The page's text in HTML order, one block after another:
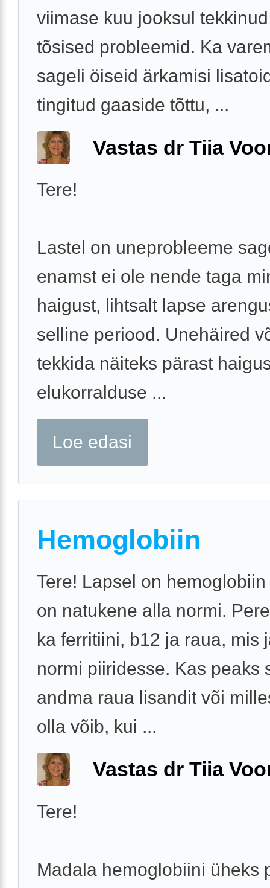
viimase kuu jooksul
tõsised probleemid. Ka
sageli öiseid ärkamisi
tingitud gaaside tõttu, ...
Vastas dr Tiia
Tere!
Lastel on uneprobleeme
enamst ei ole nende taga
haigust, lihtsalt lapse
selline periood. Unehäired
tekkida näiteks pärast
elukorralduse ...
Loe edasi
Hemoglobiin
Tere! Lapsel on
on natukene alla normi.
ka ferritiini, b12 ja raua, mis
normi piiridesse. Kas peaks
andma raua lisandit või
olla võib, kui ...
Vastas dr Tiia
Tere!
Madala hemoglobiini üheks